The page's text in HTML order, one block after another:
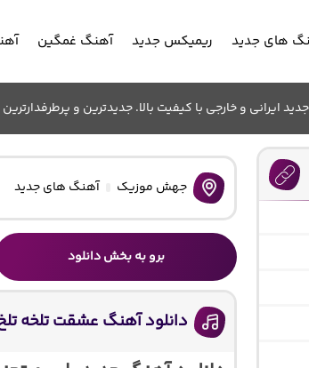
های جدید ریمیکس جدید آهنگ غمگین
ایرانی و خارجی با کیفیت بالا. جدیدترین و
جهش موزیک آهنگ های جدید
برو به بخش دانلود
دانلود آهنگ عشقت تلخه تلخ